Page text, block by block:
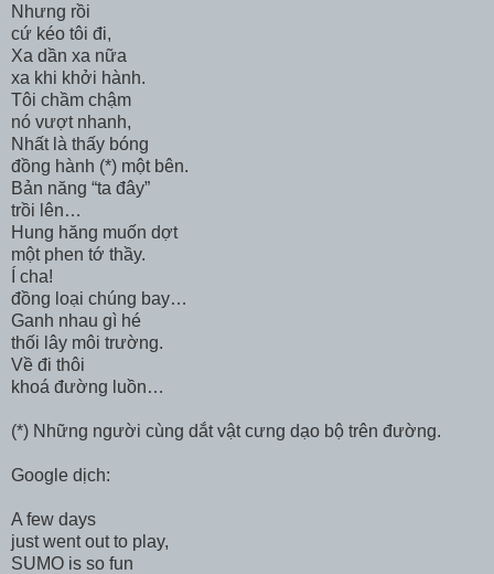
Nhưng rồi
cứ kéo tôi đi,
Xa dần xa nữa
xa khi khởi hành.
Tôi chầm chậm
nó vượt nhanh,
Nhất là thấy bóng
đồng hành (*) một bên.
Bản năng “ta đây”
trồi lên…
Hung hăng muốn dợt
một phen tớ thầy.
Í cha!
đồng loại chúng bay…
Ganh nhau gì hé
thối lây môi trường.
Về đi thôi
khoá đường luồn…
(*) Những người cùng dắt vật cưng dạo bộ trên đường.
Google dịch:
A few days
just went out to play,
SUMO is so fun